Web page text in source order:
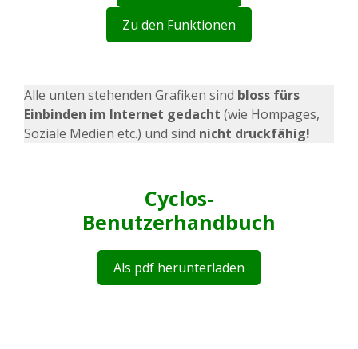
Zu den Funktionen
Alle unten stehenden Grafiken sind bloss fürs
Einbinden im Internet gedacht (wie Hompages,
Soziale Medien etc.) und sind nicht druckfähig!
Cyclos-
Benutzerhandbuch
Als pdf herunterladen